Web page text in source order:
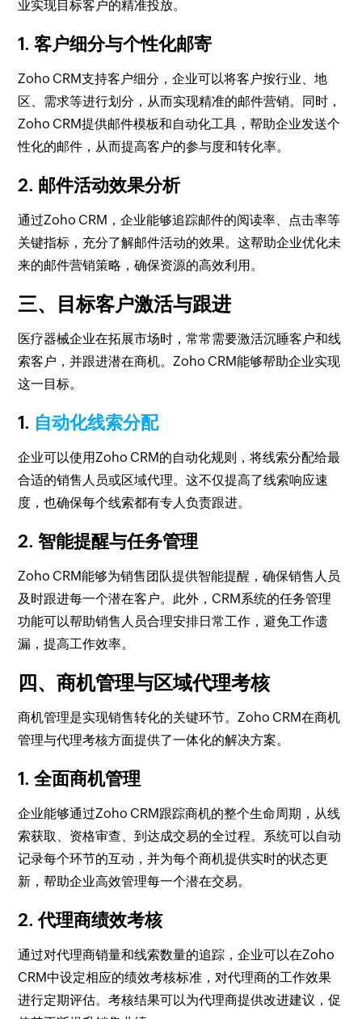
业实现目标客户的精准投放。
1. 客户细分与个性化邮寄
Zoho CRM支持客户细分，企业可以将客户按行业、地
区、需求等进行划分，从而实现精准的邮件营销。同时，
Zoho CRM提供邮件模板和自动化工具，帮助企业发送个
性化的邮件，从而提高客户的参与度和转化率。
2. 邮件活动效果分析
通过Zoho CRM，企业能够追踪邮件的阅读率、点击率等
关键指标，充分了解邮件活动的效果。这帮助企业优化未
来的邮件营销策略，确保资源的高效利用。
三、目标客户激活与跟进
医疗器械企业在拓展市场时，常常需要激活沉睡客户和线
索客户，并跟进潜在商机。Zoho CRM能够帮助企业实现
这一目标。
1. 自动化线索分配
企业可以使用Zoho CRM的自动化规则，将线索分配给最
合适的销售人员或区域代理。这不仅提高了线索响应速
度，也确保每个线索都有专人负责跟进。
2. 智能提醒与任务管理
Zoho CRM能够为销售团队提供智能提醒，确保销售人员
及时跟进每一个潜在客户。此外，CRM系统的任务管理
功能可以帮助销售人员合理安排日常工作，避免工作遗
漏，提高工作效率。
四、商机管理与区域代理考核
商机管理是实现销售转化的关键环节。Zoho CRM在商机
管理与代理考核方面提供了一体化的解决方案。
1. 全面商机管理
企业能够通过Zoho CRM跟踪商机的整个生命周期，从线
索获取、资格审查、到达成交易的全过程。系统可以自动
记录每个环节的互动，并为每个商机提供实时的状态更
新，帮助企业高效管理每一个潜在交易。
2. 代理商绩效考核
通过对代理商销量和线索数量的追踪，企业可以在Zoho
CRM中设定相应的绩效考核标准，对代理商的工作效果
进行定期评估。考核结果可以为代理商提供改进建议，促